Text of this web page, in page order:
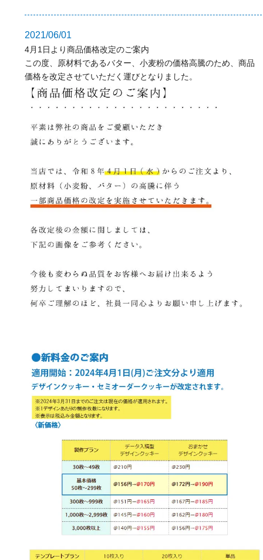
2021/06/01
4月1日より商品価格改定のご案内
この度、原材料であるバター、小麦粉の価格高騰のため、商品
価格を改定させていただく運びとなりました。